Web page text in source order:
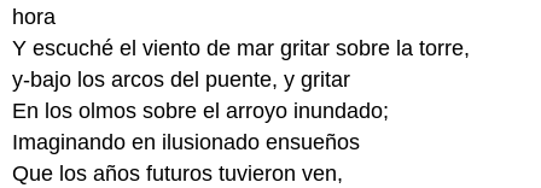
hora
Y escuché el viento de mar gritar sobre la torre,
y-bajo los arcos del puente, y gritar
En los olmos sobre el arroyo inundado;
Imaginando en ilusionado ensueños
Que los años futuros tuvieron ven,